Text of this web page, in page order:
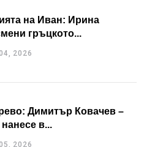
на Иван: Ирина
гръцкото...
2026
Димитър Ковачев –
в...
2026